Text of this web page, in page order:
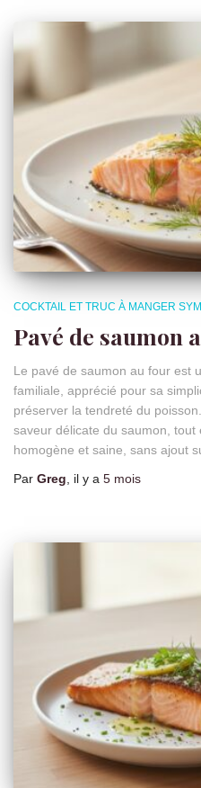
COCKTAIL ET TRUC À MANGER
Pavé de saumon
Le pavé de saumon au four est
familiale, apprécié pour sa
préserver la tendreté du
saveur délicate du saumon,
homogène et saine, sans ajout
Par Greg, il y a 5 mois